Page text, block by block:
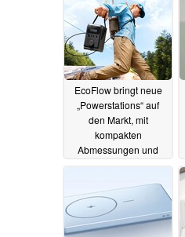
EcoFlow bringt neue
„Powerstations“ auf
den Markt, mit
kompakten
Abmessungen und